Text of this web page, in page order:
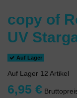
copy of
UV
Auf Lager
Auf Lager 12 Artikel
6,95 €